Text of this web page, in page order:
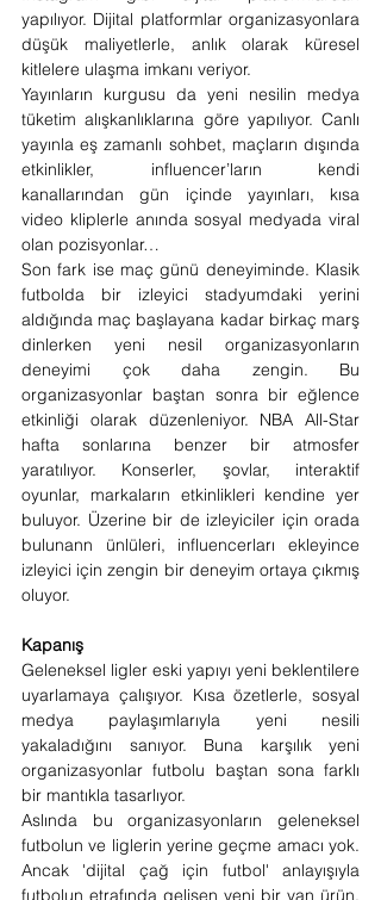
yapılıyor. Dijital platformlar organizasyonlara
düşük maliyetlerle, anlık olarak küresel
kitlelere ulaşma imkanı veriyor.
Yayınların kurgusu da yeni nesilin medya
tüketim alışkanlıklarına göre yapılıyor. Canlı
yayınla eş zamanlı sohbet, maçların dışında
etkinlikler, influencer’ların kendi
kanallarından gün içinde yayınları, kısa
video kliplerle anında sosyal medyada viral
olan pozisyonlar…
Son fark ise maç günü deneyiminde. Klasik
futbolda bir izleyici stadyumdaki yerini
aldığında maç başlayana kadar birkaç marş
dinlerken yeni nesil organizasyonların
deneyimi çok daha zengin. Bu
organizasyonlar baştan sonra bir eğlence
etkinliği olarak düzenleniyor. NBA All-Star
hafta sonlarına benzer bir atmosfer
yaratılıyor. Konserler, şovlar, interaktif
oyunlar, markaların etkinlikleri kendine yer
buluyor. Üzerine bir de izleyiciler için orada
bulunann ünlüleri, influencerları ekleyince
izleyici için zengin bir deneyim ortaya çıkmış
oluyor.
Kapanış
Geleneksel ligler eski yapıyı yeni beklentilere
uyarlamaya çalışıyor. Kısa özetlerle, sosyal
medya paylaşımlarıyla yeni nesili
yakaladığını sanıyor. Buna karşılık yeni
organizasyonlar futbolu baştan sona farklı
bir mantıkla tasarlıyor.
Aslında bu organizasyonların geleneksel
futbolun ve liglerin yerine geçme amacı yok.
Ancak 'dijital çağ için futbol' anlayışıyla
futbolun etrafında gelişen yeni bir yan ürün,